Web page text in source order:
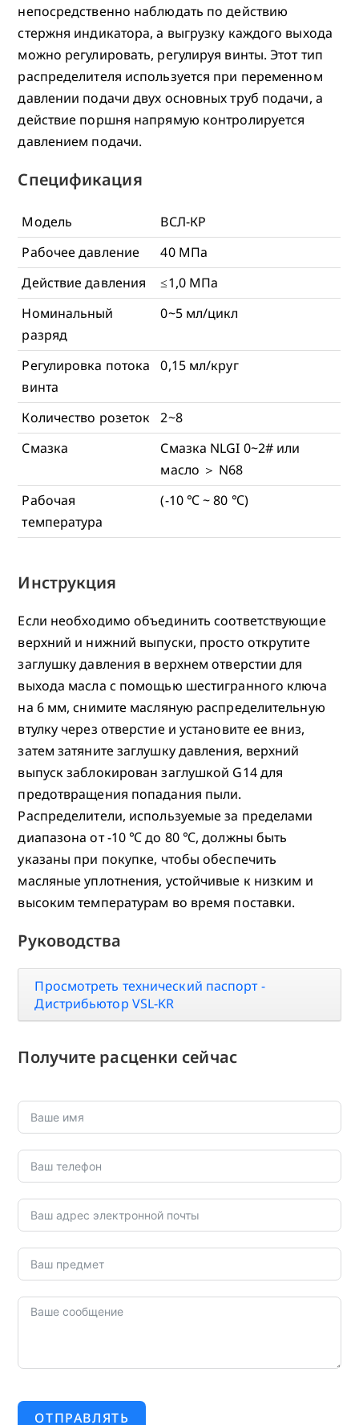
непосредственно наблюдать по действию
стержня индикатора, а выгрузку каждого выхода
можно регулировать, регулируя винты. Этот тип
распределителя используется при переменном
давлении подачи двух основных труб подачи, а
действие поршня напрямую контролируется
давлением подачи.
Спецификация
Модель
ВСЛ-КР
Рабочее давление
40 МПа
Действие давления
≤1,0 МПа
Номинальный
разряд
0~5 мл/цикл
Регулировка потока
винта
0,15 мл/круг
Количество розеток
2~8
Смазка
Смазка NLGI 0~2# или
масло ＞ N68
Рабочая
температура
(-10 ℃ ~ 80 ℃)
Инструкция
Если необходимо объединить соответствующие
верхний и нижний выпуски, просто открутите
заглушку давления в верхнем отверстии для
выхода масла с помощью шестигранного ключа
на 6 мм, снимите масляную распределительную
втулку через отверстие и установите ее вниз,
затем затяните заглушку давления, верхний
выпуск заблокирован заглушкой G14 для
предотвращения попадания пыли.
Распределители, используемые за пределами
диапазона от -10 ℃ до 80 ℃, должны быть
указаны при покупке, чтобы обеспечить
масляные уплотнения, устойчивые к низким и
высоким температурам во время поставки.
Руководства
Просмотреть технический паспорт -
Дистрибьютор VSL-KR
Получите расценки сейчас
ОТПРАВЛЯТЬ